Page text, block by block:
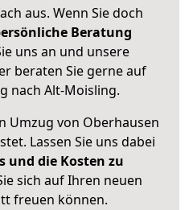
aus. Wenn Sie doch
Beratung
uns an und unsere
beraten Sie gerne auf
nach Alt-Moisling.
Umzug von Oberhausen
Lassen Sie uns dabei
und die Kosten zu
sich auf Ihren neuen
freuen können.